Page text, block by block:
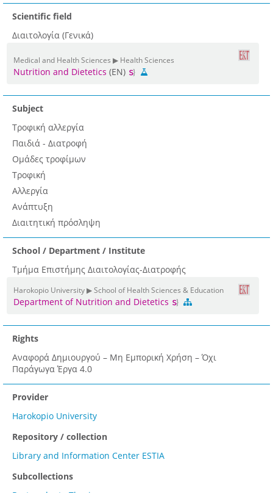
Scientific field
Διαιτολογία (Γενικά)
Medical and Health Sciences ▶ Health Sciences
Nutrition and Dietetics (EN)
Subject
Τροφική αλλεργία
Παιδιά - Διατροφή
Ομάδες τροφίμων
Τροφική
Αλλεργία
Ανάπτυξη
Διαιτητική πρόσληψη
School / Department / Institute
Τμήμα Επιστήμης Διαιτολογίας-Διατροφής
Harokopio University ▶ School of Health Sciences & Education
Department of Nutrition and Dietetics
Rights
Αναφορά Δημιουργού – Μη Εμπορική Χρήση – Όχι
Παράγωγα Έργα 4.0
Provider
Harokopio University
Repository / collection
Library and Information Center ESTIA
Subcollections